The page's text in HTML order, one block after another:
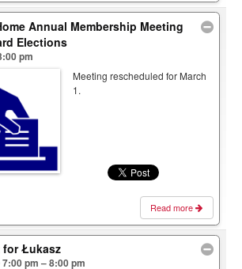
Annual Membership Meeting
Elections
pm
Meeting rescheduled for March
1.
Read more
for Łukasz
pm – 8:00 pm